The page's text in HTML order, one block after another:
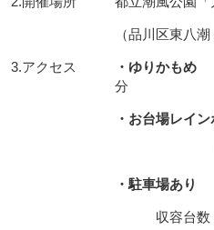
（品川区東八潮
3.アクセス ・ゆりかも
分
・お台場レイ
「グラン
・駐車場あり
収容台数：